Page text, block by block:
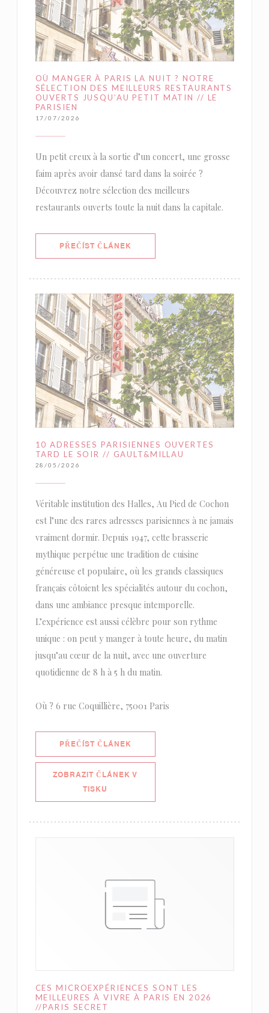
OÙ MANGER À PARIS LA NUIT ? NOTRE
SÉLECTION DES MEILLEURS RESTAURANTS
OUVERTS JUSQU’AU PETIT MATIN // LE
PARISIEN
17/07/2026
Un petit creux à la sortie d’un concert, une grosse
faim après avoir dansé tard dans la soirée ?
Découvrez notre sélection des meilleurs
restaurants ouverts toute la nuit dans la capitale.
PŘEČÍST ČLÁNEK
10 ADRESSES PARISIENNES OUVERTES
TARD LE SOIR // GAULT&MILLAU
28/05/2026
Véritable institution des Halles, Au Pied de Cochon
est l’une des rares adresses parisiennes à ne jamais
vraiment dormir. Depuis 1947, cette brasserie
mythique perpétue une tradition de cuisine
généreuse et populaire, où les grands classiques
français côtoient les spécialités autour du cochon,
dans une ambiance presque intemporelle.
L’expérience est aussi célèbre pour son rythme
unique : on peut y manger à toute heure, du matin
jusqu’au cœur de la nuit, avec une ouverture
quotidienne de 8 h à 5 h du matin.
Où ? 6 rue Coquillière, 75001 Paris
PŘEČÍST ČLÁNEK
ZOBRAZIT ČLÁNEK V
TISKU
CES MICROEXPÉRIENCES SONT LES
MEILLEURES À VIVRE À PARIS EN 2026
//PARIS SECRET